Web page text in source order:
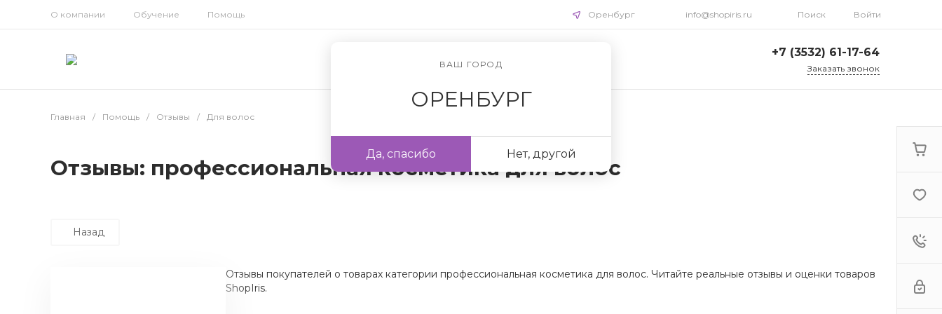
О компании Обучение Помощь Оренбург
ВАШ ГОРОД
ОРЕНБУРГ
Да, спасибо Нет, другой
info@shopiris.ru Поиск Войти
+7 (3532) 61-17-64
Заказать звонок
Главная / Помощь / Отзывы / Для волос
Отзывы: профессиональная косметика для волос
Назад
Отзывы покупателей о товарах категории профессиональная косметика для волос. Читайте реальные отзывы и оценки товаров
ShopIris.